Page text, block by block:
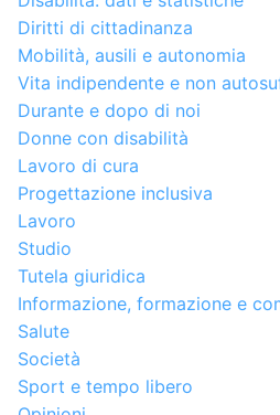
Diritti di cittadinanza
Mobilità, ausili e autonomia
Vita indipendente e non
Durante e dopo di noi
Donne con disabilità
Lavoro di cura
Progettazione inclusiva
Lavoro
Studio
Tutela giuridica
Informazione, formazione e
Salute
Società
Sport e tempo libero